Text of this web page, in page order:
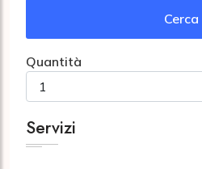
Cerca
Quantità
Servizi